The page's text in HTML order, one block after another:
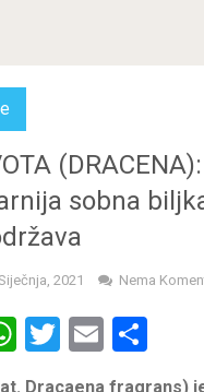
(DRACENA):
sobna
2021 Nema
WhatsApp
Twitter
Email
Dracaena fragrans)